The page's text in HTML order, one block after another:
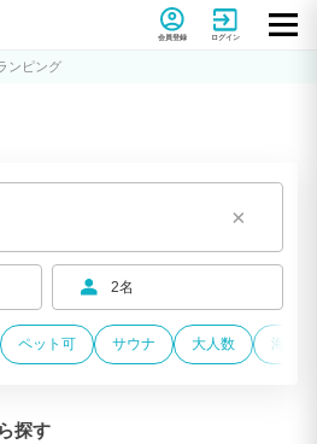
約サイトTABILMO(タビルモ)
会員登録 ログイン
ンピング
×
2名
ペット可 サウナ 大人数 海が
探す